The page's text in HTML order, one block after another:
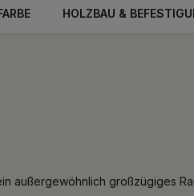
HOLZBAU &
außergewöhnlich großzügiges